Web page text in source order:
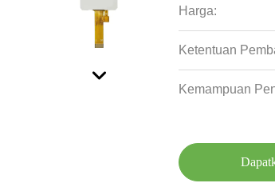
Harga:
Ketentuan
Kemampuan